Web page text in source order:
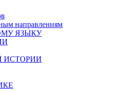
направлениям
ЯЗЫКУ
ИСТОРИИ